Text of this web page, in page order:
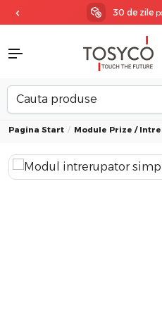
30 de zile
Pagina Start Module Prize /